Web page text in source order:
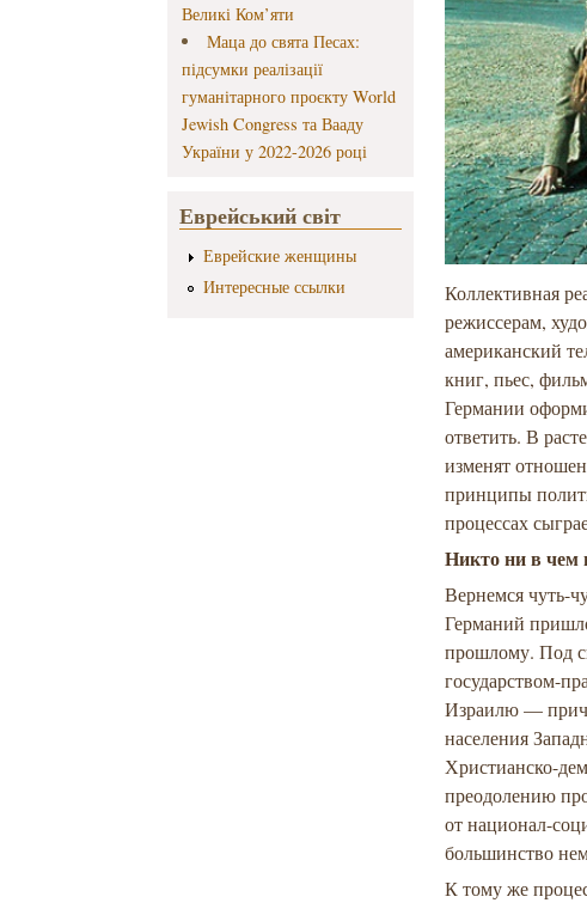
Великі Ком’яти
Маца до свята Песах:
підсумки реалізації
гуманітарного проєкту World
Jewish Congress та Вааду
України у 2022-2026 році
Еврейський світ
Еврейские женщины
Интересные ссылки
Коллективная
режиссерам,
американский
книг, пьес,
Германии
ответить. В
изменят
принципы
процессах
Никто ни в чем
Вернемся чуть-
Германий
прошлому. Под
государством-
Израилю —
населения
Христианско-
преодолению
от национал-
большинство
К тому же